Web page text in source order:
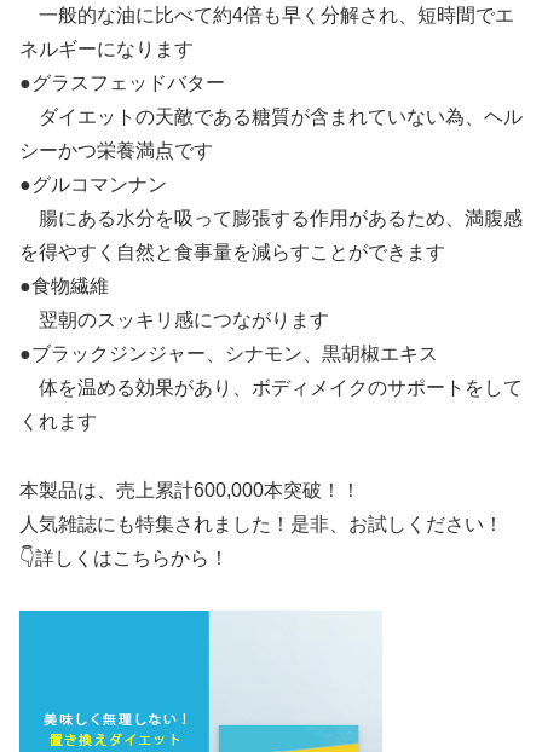
一般的な油に比べて約4倍も早く分解され、短時間でエ
ネルギーになります
●グラスフェッドバター
ダイエットの天敵である糖質が含まれていない為、ヘル
シーかつ栄養満点です
●グルコマンナン
腸にある水分を吸って膨張する作用があるため、満腹感
を得やすく自然と食事量を減らすことができます
●食物繊維
翌朝のスッキリ感につながります
●ブラックジンジャー、シナモン、黒胡椒エキス
体を温める効果があり、ボディメイクのサポートをして
くれます
本製品は、売上累計600,000本突破！！
人気雑誌にも特集されました！是非、お試しください！
👇詳しくはこちらから！